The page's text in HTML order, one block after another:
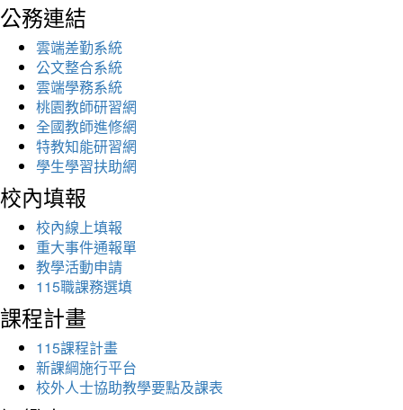
公務連結
雲端差勤系統
公文整合系統
雲端學務系統
桃園教師研習網
全國教師進修網
特教知能研習網
學生學習扶助網
校內填報
校內線上填報
重大事件通報單
教學活動申請
115職課務選填
課程計畫
115課程計畫
新課綱施行平台
校外人士協助教學要點及課表